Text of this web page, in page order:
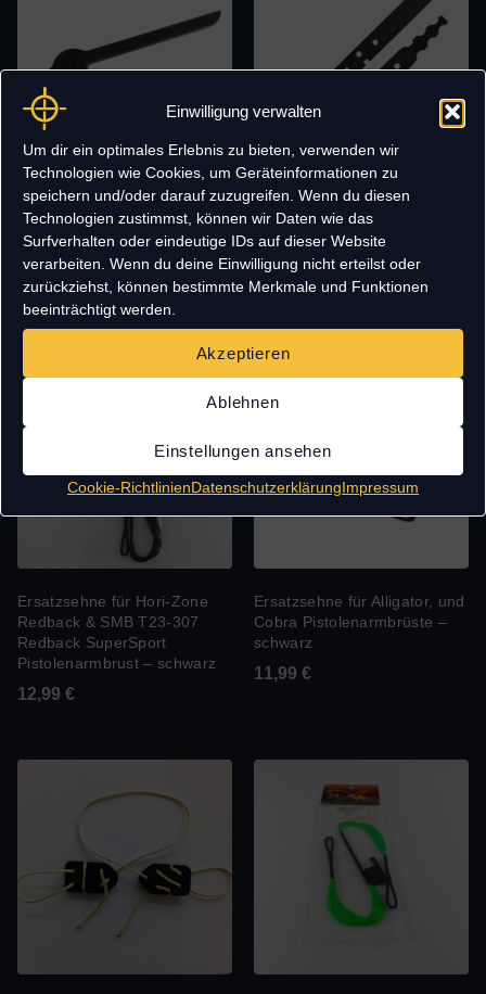
Einwilligung verwalten
Um dir ein optimales Erlebnis zu bieten, verwenden wir
Technologien wie Cookies, um Geräteinformationen zu
speichern und/oder darauf zuzugreifen. Wenn du diesen
Technologien zustimmst, können wir Daten wie das
Surfverhalten oder eindeutige IDs auf dieser Website
verarbeiten. Wenn du deine Einwilligung nicht erteilst oder
zurückziehst, können bestimmte Merkmale und Funktionen
beeinträchtigt werden.
Akzeptieren
Ablehnen
Einstellungen ansehen
Cookie-RichtlinienDatenschutzerklärungImpressum
feeding lever –
Zuführungshebel für T23-508
& T23-509 Magazine
8,50€
Ersatzbogen für CF503 c
Compound Pistolenarmbrust
als Ersatzteil oder zum
Tuning
22,75€
Ersatzsehne für Hori-Zone
Redback & SMB T23-307
Redback SuperSport
Pistolenarmbrust – schwarz
12,99 €
Ersatzsehne für Alligator, und
Cobra Pistolenarmbrüste –
schwarz
11,99 €